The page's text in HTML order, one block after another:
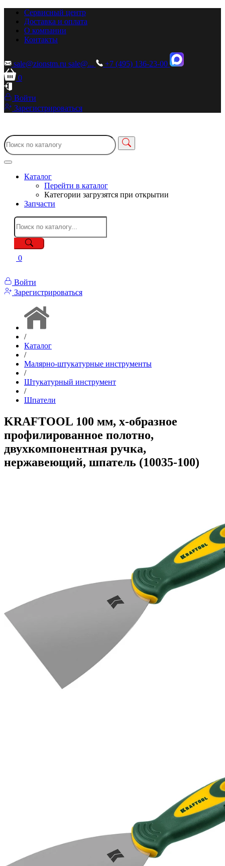
Сервисный центр
Доставка и оплата
О компании
Контакты
sale@zionstm.ru sale@...
+7 (495) 136-23-00
0
Войти
Зарегистрироваться
Каталог
Перейти в каталог
Категории загрузятся при открытии
Запчасти
0
Войти
Зарегистрироваться
/
Каталог
/
Малярно-штукатурные инструменты
/
Штукатурный инструмент
/
Шпатели
KRAFTOOL 100 мм, х-образное
профилированное полотно,
двухкомпонентная ручка,
нержавеющий, шпатель (10035-100)